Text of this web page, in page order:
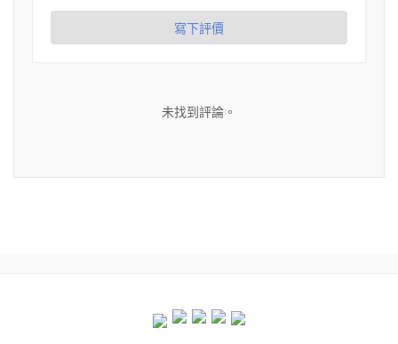
寫下評價
未找到評論。